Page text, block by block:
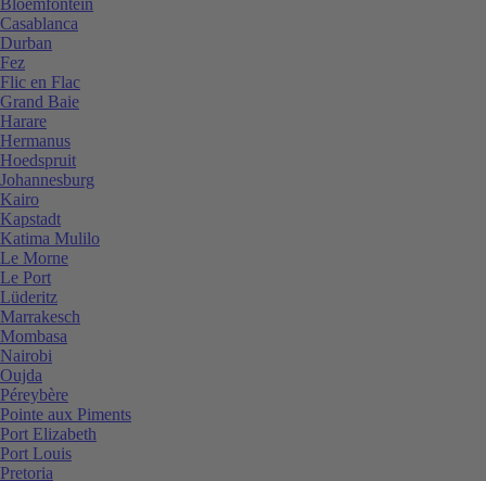
Casablanca
Durban
Fez
Flic en Flac
Grand Baie
Harare
Hermanus
Hoedspruit
Johannesburg
Kairo
Kapstadt
Katima Mulilo
Le Morne
Le Port
Lüderitz
Marrakesch
Mombasa
Nairobi
Oujda
Péreybère
Pointe aux Piments
Port Elizabeth
Port Louis
Pretoria